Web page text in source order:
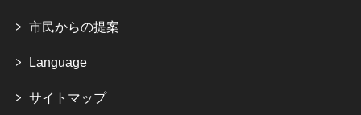
市民からの提案
Language
サイトマップ